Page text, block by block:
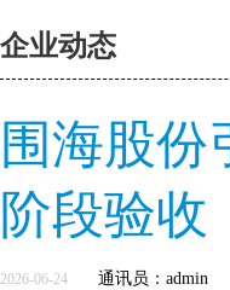
企业动态
围海股
阶段验收
2026-06-24 通讯员：admin